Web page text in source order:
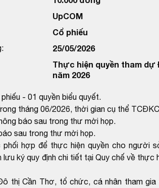
UpCOM
Cổ phiếu
25/05/2026
Thực hiện quyền tham
năm 2026
- 01 quyền biểu quyết.
tháng 06/2026, thời gian cụ thể
báo sau trong thư mời họp.
sau trong thư mời họp.
hợp để thực hiện quyền cho người sở
lưu ký quy định chi tiết tại Quy chế về
Cần Thơ, tổ chức, cá nhân tham gia